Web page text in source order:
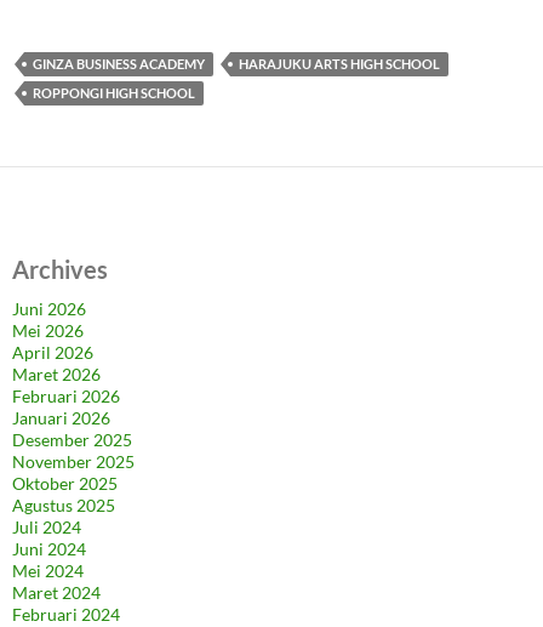
GINZA BUSINESS ACADEMY
HARAJUKU ARTS HIGH SCHOOL
ROPPONGI HIGH SCHOOL
Archives
Juni 2026
Mei 2026
April 2026
Maret 2026
Februari 2026
Januari 2026
Desember 2025
November 2025
Oktober 2025
Agustus 2025
Juli 2024
Juni 2024
Mei 2024
Maret 2024
Februari 2024